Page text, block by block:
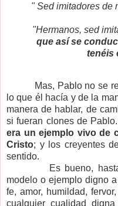
" Sed imitadores de
"Hermanos, sed
que así se
tenéis
Mas, Pablo no se
lo que él hacía y de la
manera de hablar, de
si fueran clones de
era un ejemplo vivo de
Cristo; y los creyentes
sentido.
Es bueno, hasta
modelo o ejemplo digno
fe, amor, humildad,
cualquier cualidad